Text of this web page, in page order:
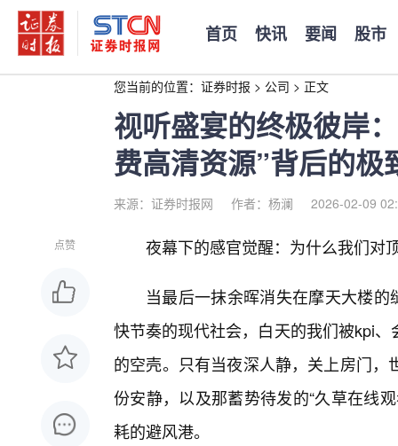
首页 快讯 要闻 股市
您当前的位置： 证券时报 > 公司 > 正文
视听盛宴的终极彼岸
费高清资源”背后的极
来源：证券时报网 作者：杨澜 2026-02-09
点赞 夜幕下的感官觉醒：为什么我们对
当最后一抹余晖消失在摩天大楼
快节奏的现代社会，白天的我们被kpi
的空壳。只有当夜深人静，关上房门
份安静，以及那蓄势待发的“久草在线
耗的避风港。